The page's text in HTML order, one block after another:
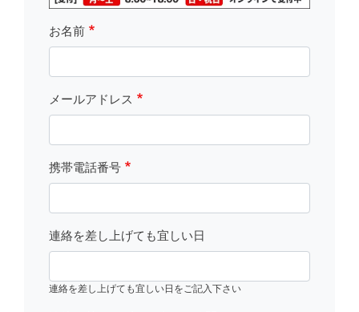
お名前
メールアドレス
携帯電話番号
連絡を差し上げても宜しい日
連絡を差し上げても宜しい日をご記入下さい